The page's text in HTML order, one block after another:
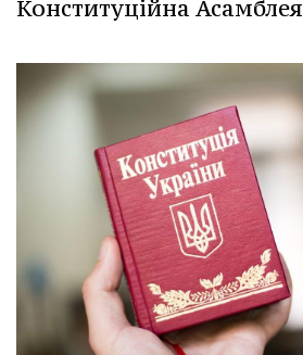
Конституційна Асамблея